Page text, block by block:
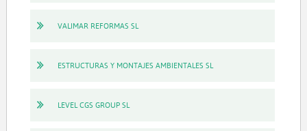
VALIMAR REFORMAS SL
ESTRUCTURAS Y MONTAJES AMBIENTALES SL
LEVEL CGS GROUP SL